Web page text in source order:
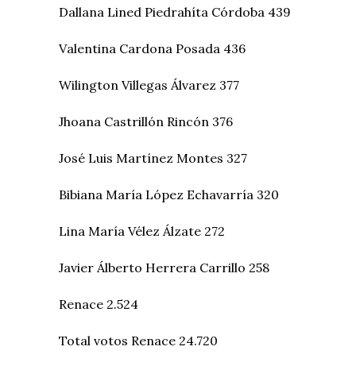
Dallana Lined Piedrahíta Córdoba 439
Valentina Cardona Posada 436
Wilington Villegas Álvarez 377
Jhoana Castrillón Rincón 376
José Luis Martínez Montes 327
Bibiana María López Echavarría 320
Lina María Vélez Álzate 272
Javier Álberto Herrera Carrillo 258
Renace 2.524
Total votos Renace 24.720